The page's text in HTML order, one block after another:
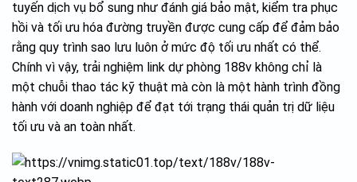
tuyến dịch vụ bổ sung như đánh giá bảo mật, kiểm tra phục
hồi và tối ưu hóa đường truyền được cung cấp để đảm bảo
rằng quy trình sao lưu luôn ở mức độ tối ưu nhất có thể.
Chính vì vậy, trải nghiệm link dự phòng 188v không chỉ là
một chuỗi thao tác kỹ thuật mà còn là một hành trình đồng
hành với doanh nghiệp để đạt tới trạng thái quản trị dữ liệu
tối ưu và an toàn nhất.